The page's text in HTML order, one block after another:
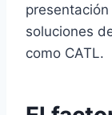
soluciones
como CATL.